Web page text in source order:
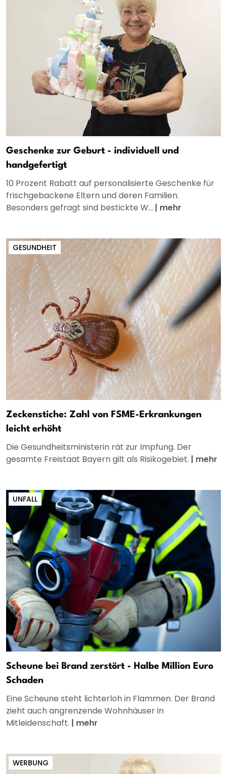
Geschenke zur Geburt - individuell und
handgefertigt
10 Prozent Rabatt auf personalisierte Geschenke für
frischgebackene Eltern und deren Familien.
Besonders gefragt sind bestickte W... | mehr
GESUNDHEIT
Zeckenstiche: Zahl von FSME-Erkrankungen
leicht erhöht
Die Gesundheitsministerin rät zur Impfung. Der
gesamte Freistaat Bayern gilt als Risikogebiet. | mehr
UNFALL
Scheune bei Brand zerstört - Halbe Million Euro
Schaden
Eine Scheune steht lichterloh in Flammen. Der Brand
zieht auch angrenzende Wohnhäuser in
Mitleidenschaft. | mehr
WERBUNG